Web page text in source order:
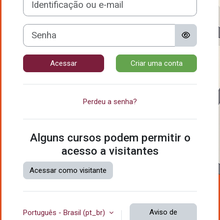
Senha
Acessar Criar uma conta
Perdeu a senha?
Alguns cursos podem permitir o
acesso a visitantes
Acessar como visitante
Português - Brasil ‎(pt_br)‎
Aviso de